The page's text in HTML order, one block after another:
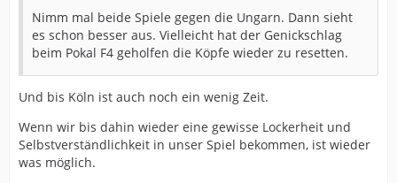
Nimm mal beide Spiele gegen die Ungarn. Dann sieht
es schon besser aus. Vielleicht hat der Genickschlag
beim Pokal F4 geholfen die Köpfe wieder zu resetten.
Und bis Köln ist auch noch ein wenig Zeit.
Wenn wir bis dahin wieder eine gewisse Lockerheit und
Selbstverständlichkeit in unser Spiel bekommen, ist wieder
was möglich.